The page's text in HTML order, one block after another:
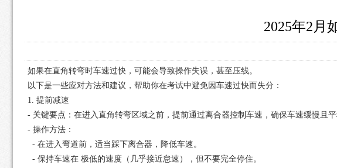
2025年2月
如果在直角转弯时车速过快，可能会导致操作失误，甚至压线。
以下是一些应对方法和建议，帮助你在考试中避免因车速过快而失分：
1. 提前减速
- 关键要点：在进入直角转弯区域之前，提前通过离合器控制车速，确保车速缓慢且平
- 操作方法：
- 在进入弯道前，适当踩下离合器，降低车速。
- 保持车速在 极低的速度（几乎接近怠速），但不要完全停住。